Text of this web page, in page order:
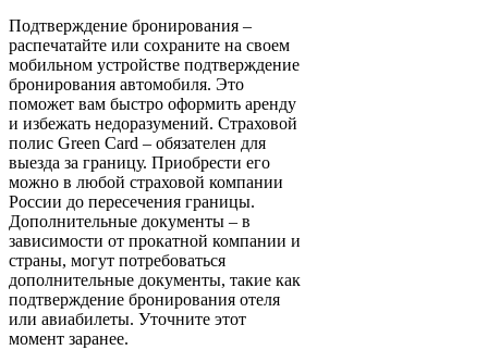
Подтверждение бронирования –
распечатайте или сохраните на своем
мобильном устройстве подтверждение
бронирования автомобиля. Это
поможет вам быстро оформить аренду
и избежать недоразумений. Страховой
полис Green Card – обязателен для
выезда за границу. Приобрести его
можно в любой страховой компании
России до пересечения границы.
Дополнительные документы – в
зависимости от прокатной компании и
страны, могут потребоваться
дополнительные документы, такие как
подтверждение бронирования отеля
или авиабилеты. Уточните этот
момент заранее.